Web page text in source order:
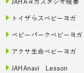
JAHAヨガスタジオ概要
トイザらスベビーヨガ
ベビーパークベビーヨガ
アクサ生命ベビーヨガ
JAHAnavi Lesson